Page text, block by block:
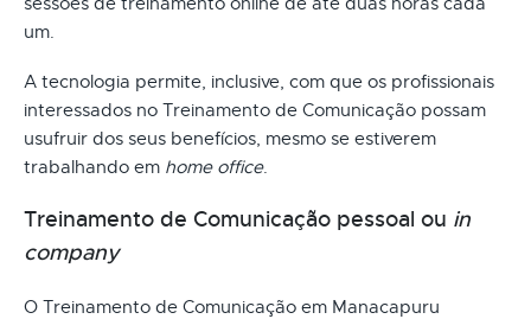
um.
A tecnologia permite, inclusive, com que os profissionais
interessados no Treinamento de Comunicação possam
usufruir dos seus benefícios, mesmo se estiverem
trabalhando em home office.
Treinamento de Comunicação pessoal ou in
company
O Treinamento de Comunicação em Manacapuru